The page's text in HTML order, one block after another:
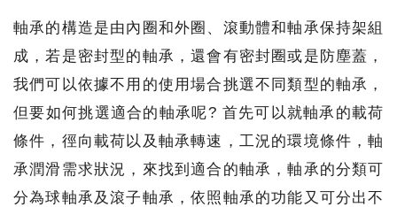
軸承的構造是由內圈和外圈、滾動體和軸承保持架組
成，若是密封型的軸承，還會有密封圈或是防塵蓋，
我們可以依據不用的使用場合挑選不同類型的軸承，
但要如何挑選適合的軸承呢? 首先可以就軸承的載荷
條件，徑向載荷以及軸承轉速，工況的環境條件，軸
承潤滑需求狀況，來找到適合的軸承，軸承的分類可
分為球軸承及滾子軸承，依照軸承的功能又可分出不